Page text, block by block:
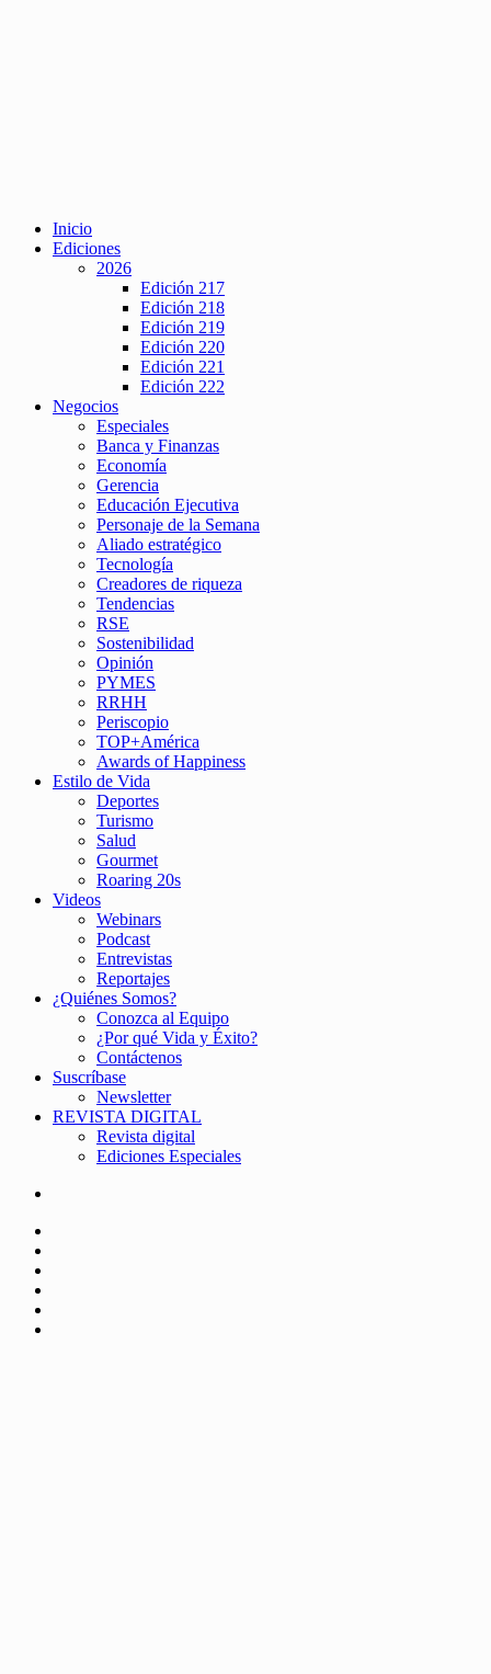
Inicio
Ediciones
2026
Edición 217
Edición 218
Edición 219
Edición 220
Edición 221
Edición 222
Negocios
Especiales
Banca y Finanzas
Economía
Gerencia
Educación Ejecutiva
Personaje de la Semana
Aliado estratégico
Tecnología
Creadores de riqueza
Tendencias
RSE
Sostenibilidad
Opinión
PYMES
RRHH
Periscopio
TOP+América
Awards of Happiness
Estilo de Vida
Deportes
Turismo
Salud
Gourmet
Roaring 20s
Videos
Webinars
Podcast
Entrevistas
Reportajes
¿Quiénes Somos?
Conozca al Equipo
¿Por qué Vida y Éxito?
Contáctenos
Suscríbase
Newsletter
REVISTA DIGITAL
Revista digital
Ediciones Especiales